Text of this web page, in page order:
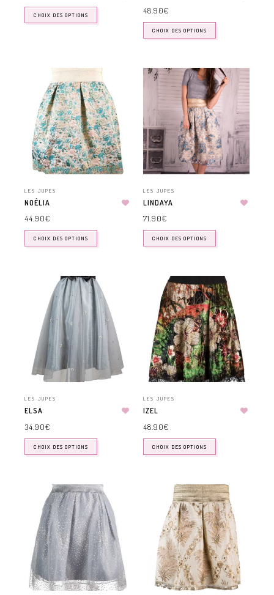
CHOIX DES OPTIONS 48.90€
CHOIX DES OPTIONS
LES JUPES
NOÉLIA
44.90€
CHOIX DES OPTIONS
LES JUPES
LINDAYA
71.90€
CHOIX DES OPTIONS
LES JUPES
ELSA
34.90€
CHOIX DES OPTIONS
LES JUPES
IZEL
48.90€
CHOIX DES OPTIONS